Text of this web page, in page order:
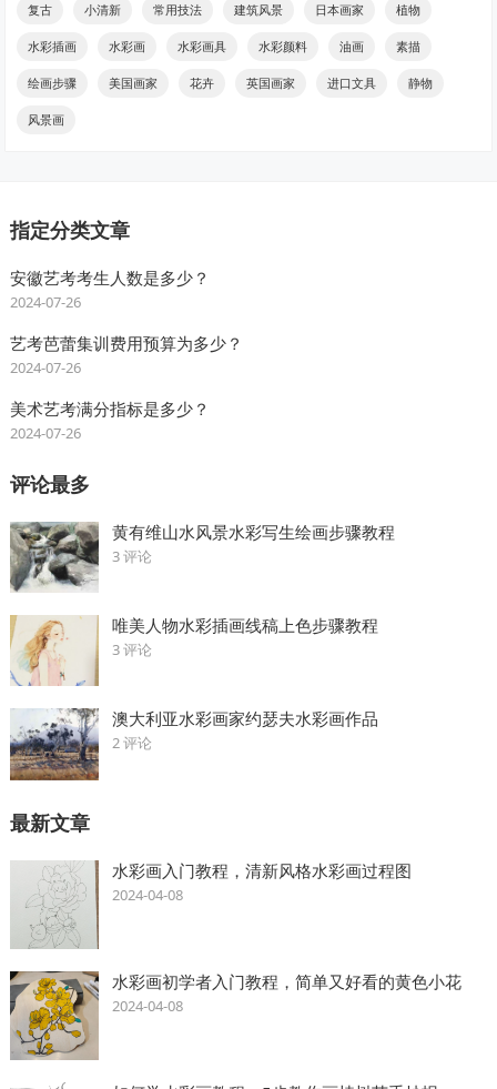
复古 小清新 常用技法 建筑风景 日本画家 植物
水彩插画 水彩画 水彩画具 水彩颜料 油画 素描
绘画步骤 美国画家 花卉 英国画家 进口文具 静物
风景画
指定分类文章
安徽艺考考生人数是多少？
2024-07-26
艺考芭蕾集训费用预算为多少？
2024-07-26
美术艺考满分指标是多少？
2024-07-26
评论最多
黄有维山水风景水彩写生绘画步骤教程
3 评论
唯美人物水彩插画线稿上色步骤教程
3 评论
澳大利亚水彩画家约瑟夫水彩画作品
2 评论
最新文章
水彩画入门教程，清新风格水彩画过程图
2024-04-08
水彩画初学者入门教程，简单又好看的黄色小花
2024-04-08